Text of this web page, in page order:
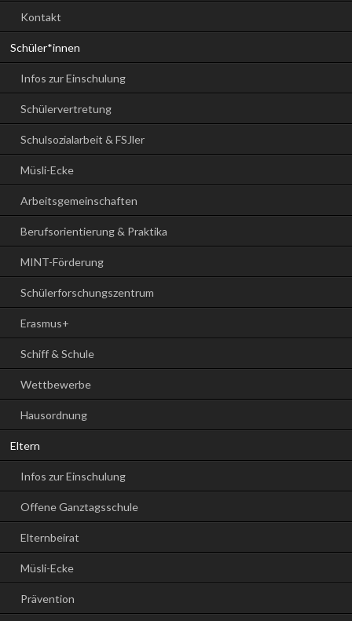
Kontakt
Schüler*innen
Infos zur Einschulung
Schülervertretung
Schulsozialarbeit & FSJler
Müsli-Ecke
Arbeitsgemeinschaften
Berufsorientierung & Praktika
MINT-Förderung
Schülerforschungszentrum
Erasmus+
Schiff & Schule
Wettbewerbe
Hausordnung
Eltern
Infos zur Einschulung
Offene Ganztagsschule
Elternbeirat
Müsli-Ecke
Prävention